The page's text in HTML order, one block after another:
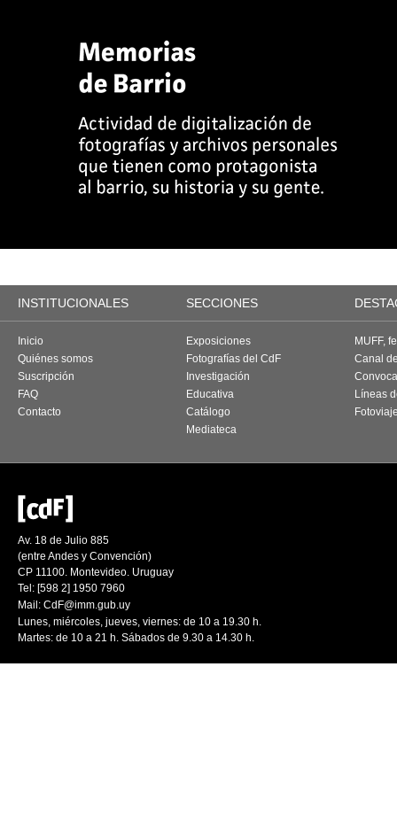
INSTITUCIONALES SECCIONES
Inicio
Quiénes somos
Suscripción
FAQ
Contacto
Exposiciones
Fotografías del CdF
Investigación
Educativa
Catálogo
Mediateca
MUFF,
Canal
Líneas
Av. 18 de Julio 885
(entre Andes y Convención)
CP 11100. Montevideo. Uruguay
Tel: [598 2] 1950 7960
Mail: CdF@imm.gub.uy
Lunes, miércoles, jueves, viernes: de 10 a 19.30 h.
Martes: de 10 a 21 h. Sábados de 9.30 a 14.30 h.